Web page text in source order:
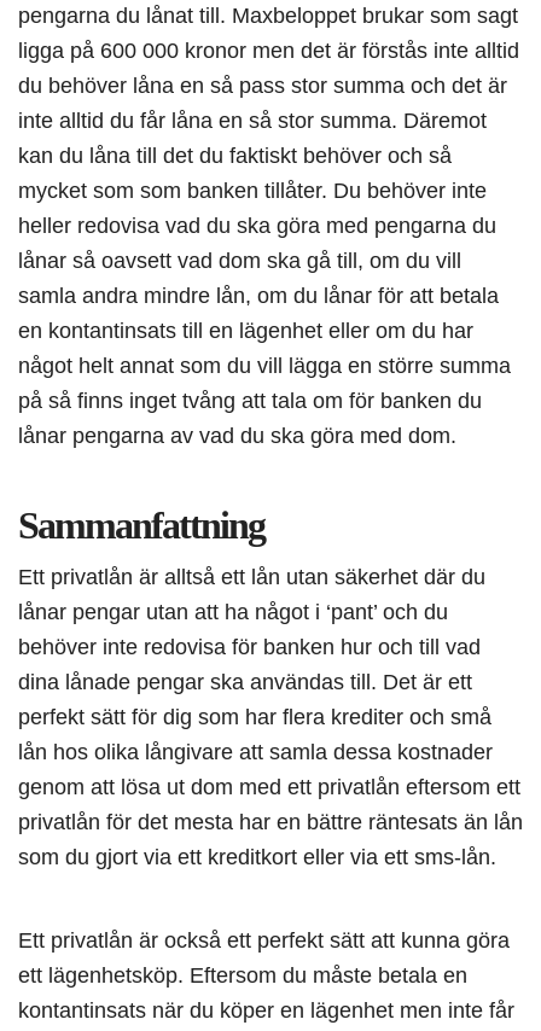
pengarna du lånat till. Maxbeloppet brukar som sagt
ligga på 600 000 kronor men det är förstås inte alltid
du behöver låna en så pass stor summa och det är
inte alltid du får låna en så stor summa. Däremot
kan du låna till det du faktiskt behöver och så
mycket som som banken tillåter. Du behöver inte
heller redovisa vad du ska göra med pengarna du
lånar så oavsett vad dom ska gå till, om du vill
samla andra mindre lån, om du lånar för att betala
en kontantinsats till en lägenhet eller om du har
något helt annat som du vill lägga en större summa
på så finns inget tvång att tala om för banken du
lånar pengarna av vad du ska göra med dom.
Sammanfattning
Ett privatlån är alltså ett lån utan säkerhet där du
lånar pengar utan att ha något i ‘pant’ och du
behöver inte redovisa för banken hur och till vad
dina lånade pengar ska användas till. Det är ett
perfekt sätt för dig som har flera krediter och små
lån hos olika långivare att samla dessa kostnader
genom att lösa ut dom med ett privatlån eftersom ett
privatlån för det mesta har en bättre räntesats än lån
som du gjort via ett kreditkort eller via ett sms-lån.
Ett privatlån är också ett perfekt sätt att kunna göra
ett lägenhetsköp. Eftersom du måste betala en
kontantinsats när du köper en lägenhet men inte får